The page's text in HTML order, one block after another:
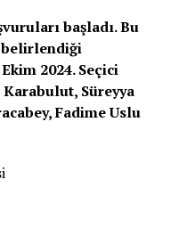
başladı. Bu
belirlendiği
2024. Seçici
Süreyya
Fadime Uslu